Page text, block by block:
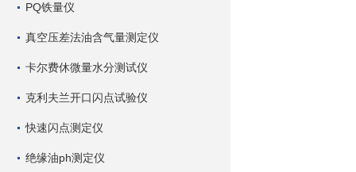
PQ铁量仪
真空压差法油含气量测定仪
卡尔费休微量水分测试仪
克利夫兰开口闪点试验仪
快速闪点测定仪
绝缘油ph测定仪